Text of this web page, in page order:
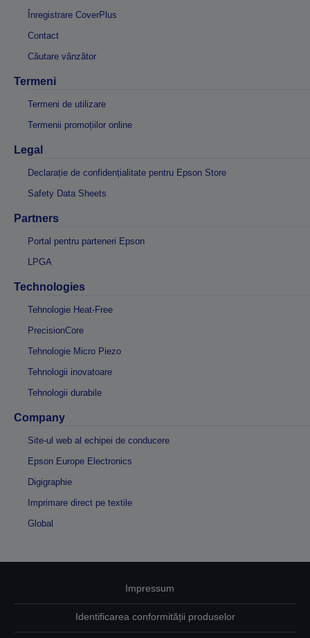
Înregistrare CoverPlus
Contact
Căutare vânzător
Termeni
Termeni de utilizare
Termenii promoțiilor online
Legal
Declarație de confidențialitate pentru Epson Store
Safety Data Sheets
Partners
Portal pentru parteneri Epson
LPGA
Technologies
Tehnologie Heat-Free
PrecisionCore
Tehnologie Micro Piezo
Tehnologii inovatoare
Tehnologii durabile
Company
Site-ul web al echipei de conducere
Epson Europe Electronics
Digigraphie
Imprimare direct pe textile
Global
Impressum
Identificarea conformității produselor